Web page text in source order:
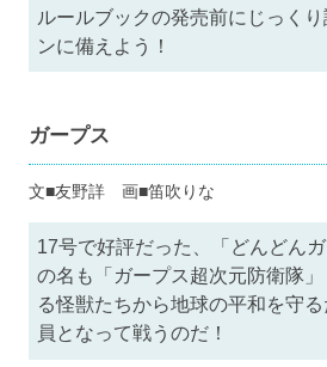
ルールブックの発売前にじっく
ンに備えよう！
ガープス
文■友野詳 画■笛吹りな
17号で好評だった、「どんどん
の名も「ガープス超次元防衛隊
る怪獣たちから地球の平和を守
員となって戦うのだ！